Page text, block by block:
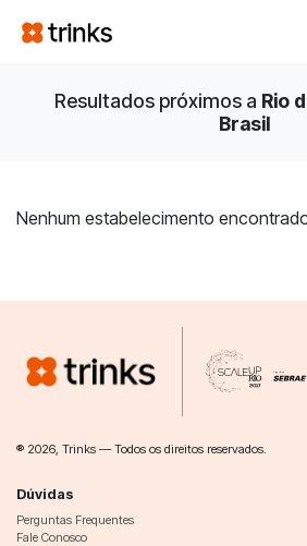
Resultados próximos a Rio
Brasil
Nenhum estabelecimento
® 2026, Trinks — Todos os direitos reservados.
Dúvidas
Perguntas Frequentes
Fale Conosco